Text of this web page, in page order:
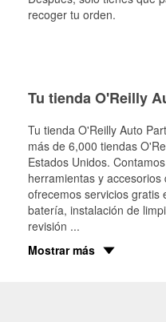
recoger tu orden.
Tu tienda O'Reilly
Tu tienda O'Reilly Auto
más de 6,000 tiendas
Estados Unidos.
herramientas y
ofrecemos servicios gratis
batería, instalación de
revisión ...
Mostrar más